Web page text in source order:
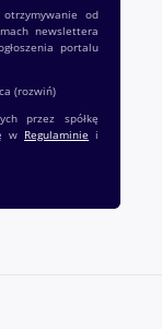
od
newslettera
portalu
(rozwiń)
przez spółkę
w Regulaminie i